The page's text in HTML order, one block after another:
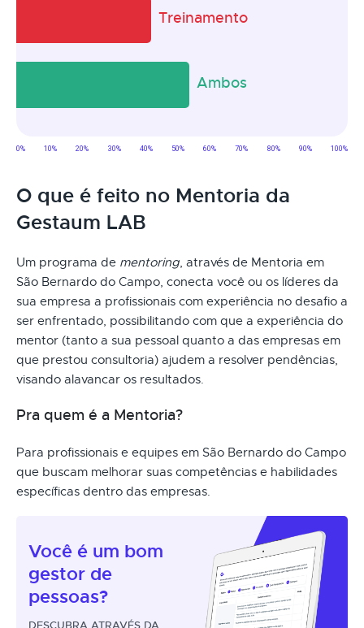
O que é feito no Mentoria da
Gestaum LAB
Um programa de mentoring, através de Mentoria em
São Bernardo do Campo, conecta você ou os líderes da
sua empresa a profissionais com experiência no desafio a
ser enfrentado, possibilitando com que a experiência do
mentor (tanto a sua pessoal quanto a das empresas em
que prestou consultoria) ajudem a resolver pendências,
visando alavancar os resultados.
Pra quem é a Mentoria?
Para profissionais e equipes em São Bernardo do Campo
que buscam melhorar suas competências e habilidades
específicas dentro das empresas.
Você é um bom
gestor de
pessoas?
DESCUBRA ATRAVÉS DA